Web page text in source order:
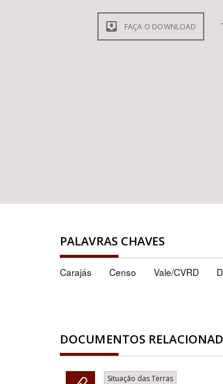
FAÇA O DOWNLOAD
PALAVRAS CHAVES
Carajás Censo Vale/CVRD
DOCUMENTOS
Situação das Terras